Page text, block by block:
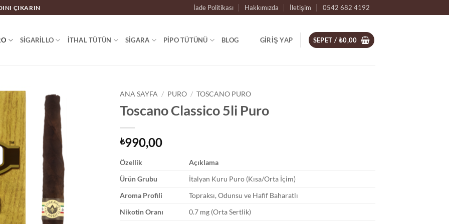
ÇIKARIN İade Politikası Hakkımızda İletişim 0542 682 4192
SIGARILLO İTHAL TÜTÜN SIGARA PIPO TÜTÜNÜ BLOG GIRIŞ YAP SEPET / ₺0,00
ANA SAYFA / PURO / TOSCANO PURO
Toscano Classico 5li Puro
₺990,00
Özellik
Açıklama
Ürün Grubu
İtalyan Kuru Puro (Kısa/Orta İçim)
Aroma Profili
Topraksı, Odunsu ve Hafif Baharatlı
Nikotin Oranı
0.7 mg (Orta Sertlik)